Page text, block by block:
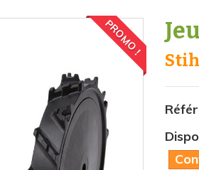
PROMO !